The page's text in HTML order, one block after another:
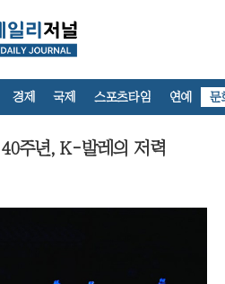
경제 국제 스포츠타임 연예 문
주년, K-발레의 저력